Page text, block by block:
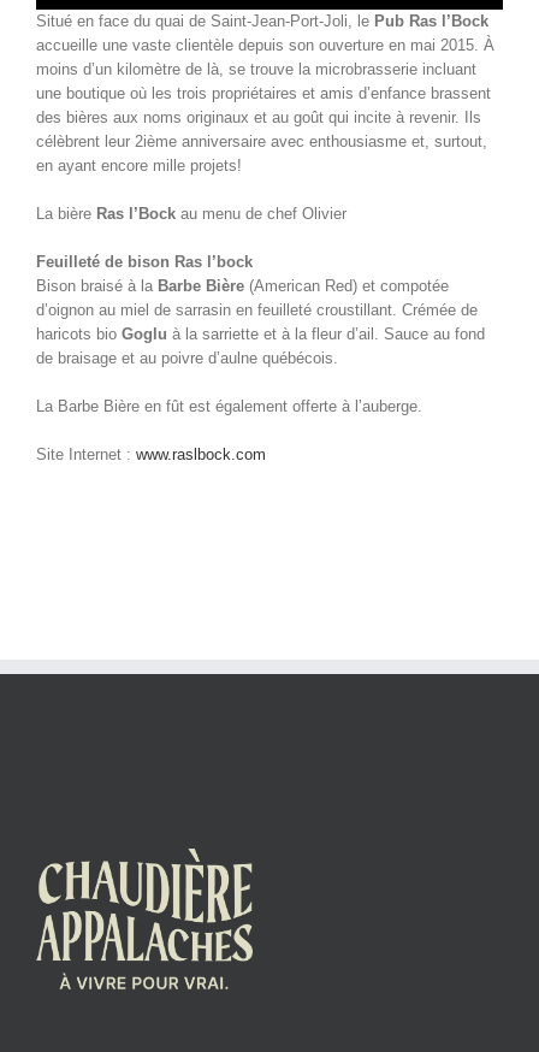
Situé en face du quai de Saint-Jean-Port-Joli, le Pub Ras l’Bock
accueille une vaste clientèle depuis son ouverture en mai 2015. À
moins d’un kilomètre de là, se trouve la microbrasserie incluant
une boutique où les trois propriétaires et amis d’enfance brassent
des bières aux noms originaux et au goût qui incite à revenir. Ils
célèbrent leur 2ième anniversaire avec enthousiasme et, surtout,
en ayant encore mille projets!
La bière Ras l’Bock au menu de chef Olivier
Feuilleté de bison Ras l’bock
Bison braisé à la Barbe Bière (American Red) et compotée
d’oignon au miel de sarrasin en feuilleté croustillant. Crémée de
haricots bio Goglu à la sarriette et à la fleur d’ail. Sauce au fond
de braisage et au poivre d’aulne québécois.
La Barbe Bière en fût est également offerte à l’auberge.
Site Internet : www.raslbock.com